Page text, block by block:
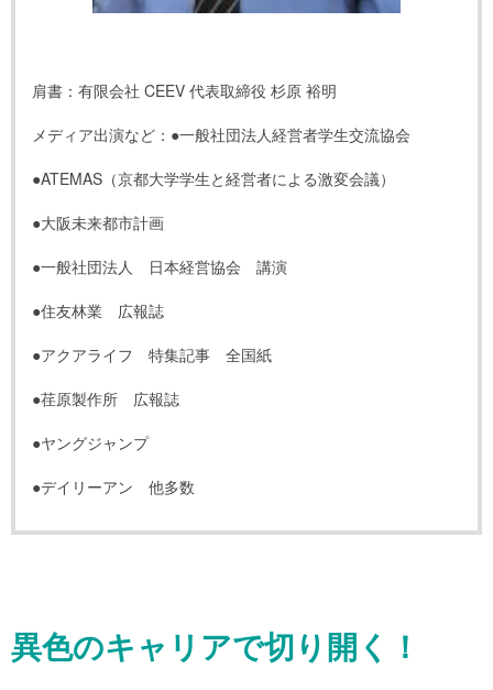
肩書：有限会社 CEEV 代表取締役 杉原 裕明
メディア出演など：●一般社団法人経営者学生交流協会
●ATEMAS（京都大学学生と経営者による激変会議）
●大阪未来都市計画
●一般社団法人 日本経営協会 講演
●住友林業 広報誌
●アクアライフ 特集記事 全国紙
●荏原製作所 広報誌
●ヤングジャンプ
●デイリーアン 他多数
異色のキャリアで切り開く！